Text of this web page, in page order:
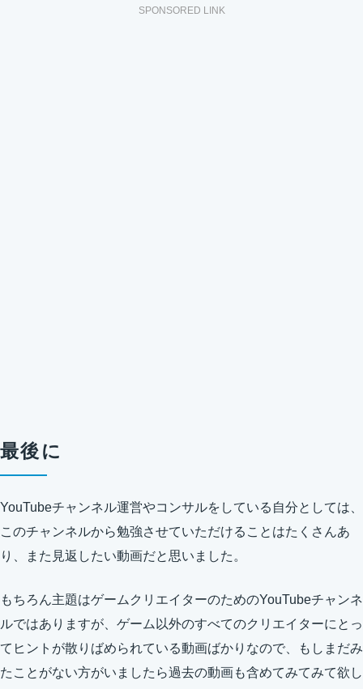
SPONSORED LINK
最後に
YouTubeチャンネル運営やコンサルをしている自分としては、
このチャンネルから勉強させていただけることはたくさんあ
り、また見返したい動画だと思いました。
もちろん主題はゲームクリエイターのためのYouTubeチャンネ
ルではありますが、ゲーム以外のすべてのクリエイターにとっ
てヒントが散りばめられている動画ばかりなので、もしまだみ
たことがない方がいましたら過去の動画も含めてみてみて欲し